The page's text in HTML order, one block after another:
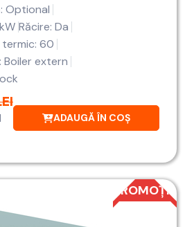
Optional
Răcire: Da
60
Boiler extern
ADAUGĂ ÎN COȘ
PROMOȚIE